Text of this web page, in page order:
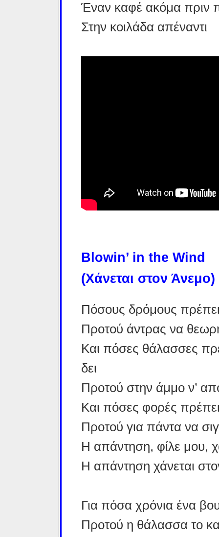
Έναν καφέ ακόμα πριν
Στην κοιλάδα απέναντι
Blowin’ in the Wind
(Χάνεται στον Άνεμο)
Πόσους δρόμους πρέπει
Προτού άντρας να
Και πόσες θάλασσες
δει
Προτού στην άμμο ν’
Και πόσες φορές
Προτού για πάντα να
Η απάντηση, φίλε μου,
Η απάντηση χάνεται
Για πόσα χρόνια ένα
Προτού η θάλασσα το